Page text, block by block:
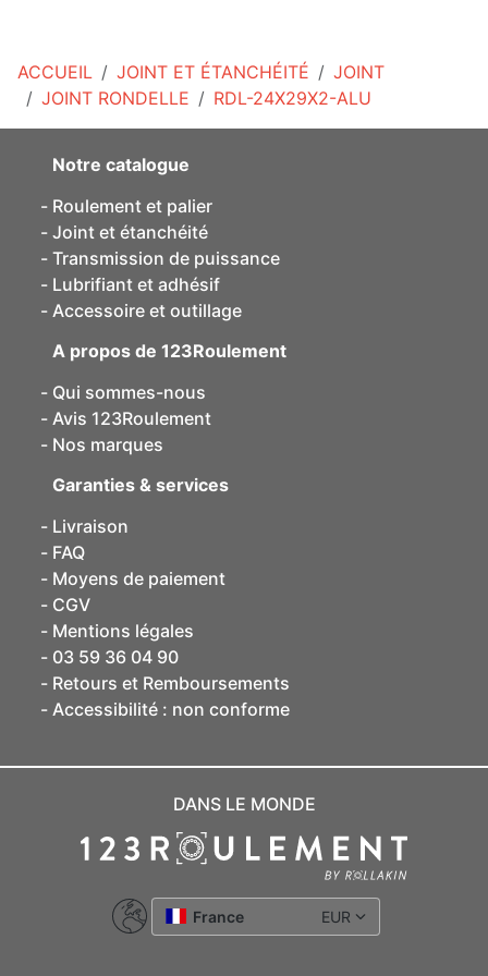
ACCUEIL JOINT ET ÉTANCHÉITÉ
JOINT
JOINT RONDELLE
RDL-24X29X2-ALU
Notre catalogue
Roulement et palier
Joint et étanchéité
Transmission de puissance
Lubrifiant et adhésif
Accessoire et outillage
A propos de 123Roulement
Qui sommes-nous
Avis 123Roulement
Nos marques
Garanties & services
Livraison
FAQ
Moyens de paiement
CGV
Mentions légales
03 59 36 04 90
Retours et Remboursements
Accessibilité : non conforme
DANS LE MONDE
France EUR